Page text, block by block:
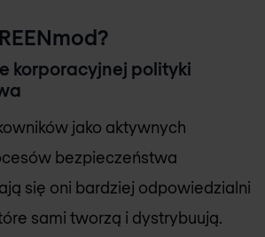
korporacyjnej polityki
jako aktywnych
bezpieczeństwa
się oni bardziej odpowiedzialni
sami tworzą i dystrybuują.